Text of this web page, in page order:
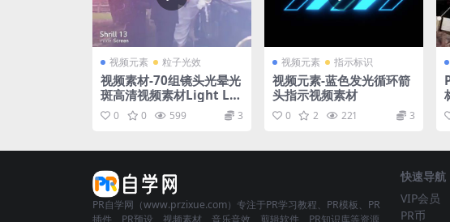
视频元素 粒子光效
视频素材-70组镜头光晕光
斑高清视频素材Light Le
aks
0 0 599 3
视频元素 指示标识
视频元素-蓝色发光循环箭
头指示视频素材
0 2 221 3
PR自学网（www.przixue.com）专注于PR学习教程、PR模板、PR
快速导航
VIP会员
PR币